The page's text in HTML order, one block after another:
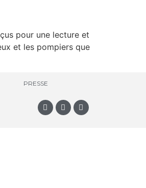
pour une lecture et
et les pompiers que
PRESSE